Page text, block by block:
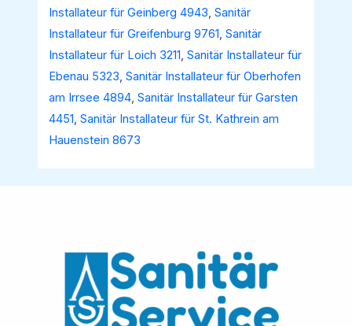
Installateur für Geinberg 4943,Sanitär
Installateur für Greifenburg 9761,Sanitär
Installateur für Loich 3211,Sanitär Installateur für
Ebenau 5323,Sanitär Installateur für Oberhofen
am Irrsee 4894,Sanitär Installateur für Garsten
4451,Sanitär Installateur für St. Kathrein am
Hauenstein 8673